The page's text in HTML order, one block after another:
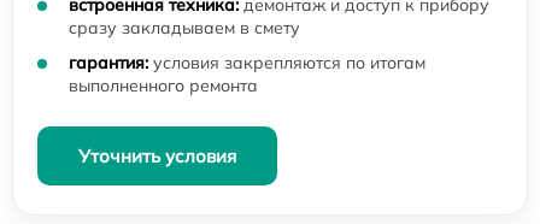
встроенная техника: демонтаж и доступ к прибору
сразу закладываем в смету
гарантия: условия закрепляются по итогам
выполненного ремонта
Уточнить условия